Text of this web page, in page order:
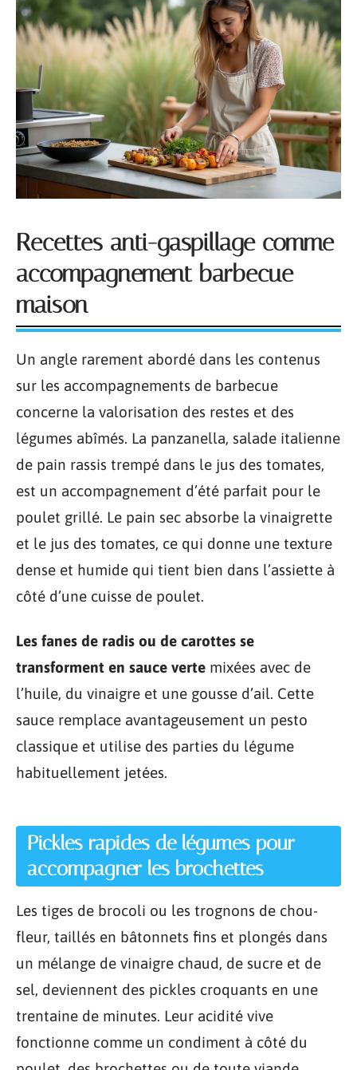
Recettes anti-gaspillage comme
accompagnement barbecue
maison
Un angle rarement abordé dans les contenus
sur les accompagnements de barbecue
concerne la valorisation des restes et des
légumes abîmés. La panzanella, salade italienne
de pain rassis trempé dans le jus des tomates,
est un accompagnement d’été parfait pour le
poulet grillé. Le pain sec absorbe la vinaigrette
et le jus des tomates, ce qui donne une texture
dense et humide qui tient bien dans l’assiette à
côté d’une cuisse de poulet.
Les fanes de radis ou de carottes se
transforment en sauce verte mixées avec de
l’huile, du vinaigre et une gousse d’ail. Cette
sauce remplace avantageusement un pesto
classique et utilise des parties du légume
habituellement jetées.
Pickles rapides de légumes pour
accompagner les brochettes
Les tiges de brocoli ou les trognons de chou-
fleur, taillés en bâtonnets fins et plongés dans
un mélange de vinaigre chaud, de sucre et de
sel, deviennent des pickles croquants en une
trentaine de minutes. Leur acidité vive
fonctionne comme un condiment à côté du